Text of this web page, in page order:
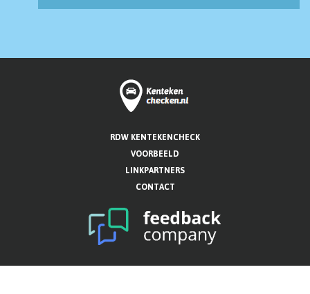
RDW KENTEKENCHECK
VOORBEELD
LINKPARTNERS
CONTACT